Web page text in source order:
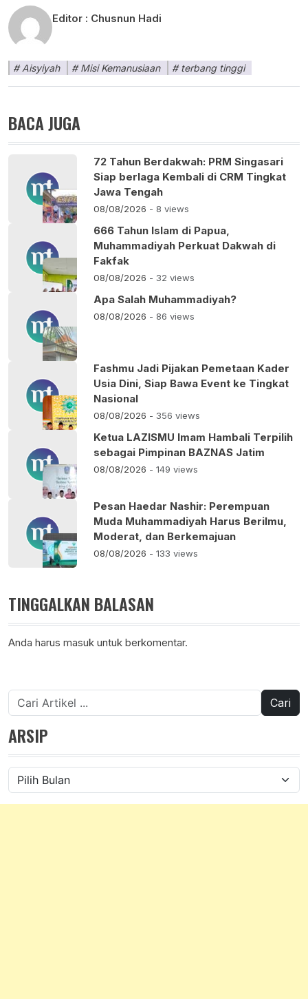
Editor : Chusnun Hadi
Aisyiyah Misi Kemanusiaan terbang tinggi
BACA JUGA
72 Tahun Berdakwah: PRM Singasari
Siap berlaga Kembali di CRM Tingkat
Jawa Tengah
08/08/2026 - 8 views
666 Tahun Islam di Papua,
Muhammadiyah Perkuat Dakwah di
Fakfak
08/08/2026 - 32 views
Apa Salah Muhammadiyah?
08/08/2026 - 86 views
Fashmu Jadi Pijakan Pemetaan Kader
Usia Dini, Siap Bawa Event ke Tingkat
Nasional
08/08/2026 - 356 views
Ketua LAZISMU Imam Hambali Terpilih
sebagai Pimpinan BAZNAS Jatim
08/08/2026 - 149 views
Pesan Haedar Nashir: Perempuan
Muda Muhammadiyah Harus Berilmu,
Moderat, dan Berkemajuan
08/08/2026 - 133 views
TINGGALKAN BALASAN
Anda harus masuk untuk berkomentar.
Cari
untuk:
ARSIP
Arsip